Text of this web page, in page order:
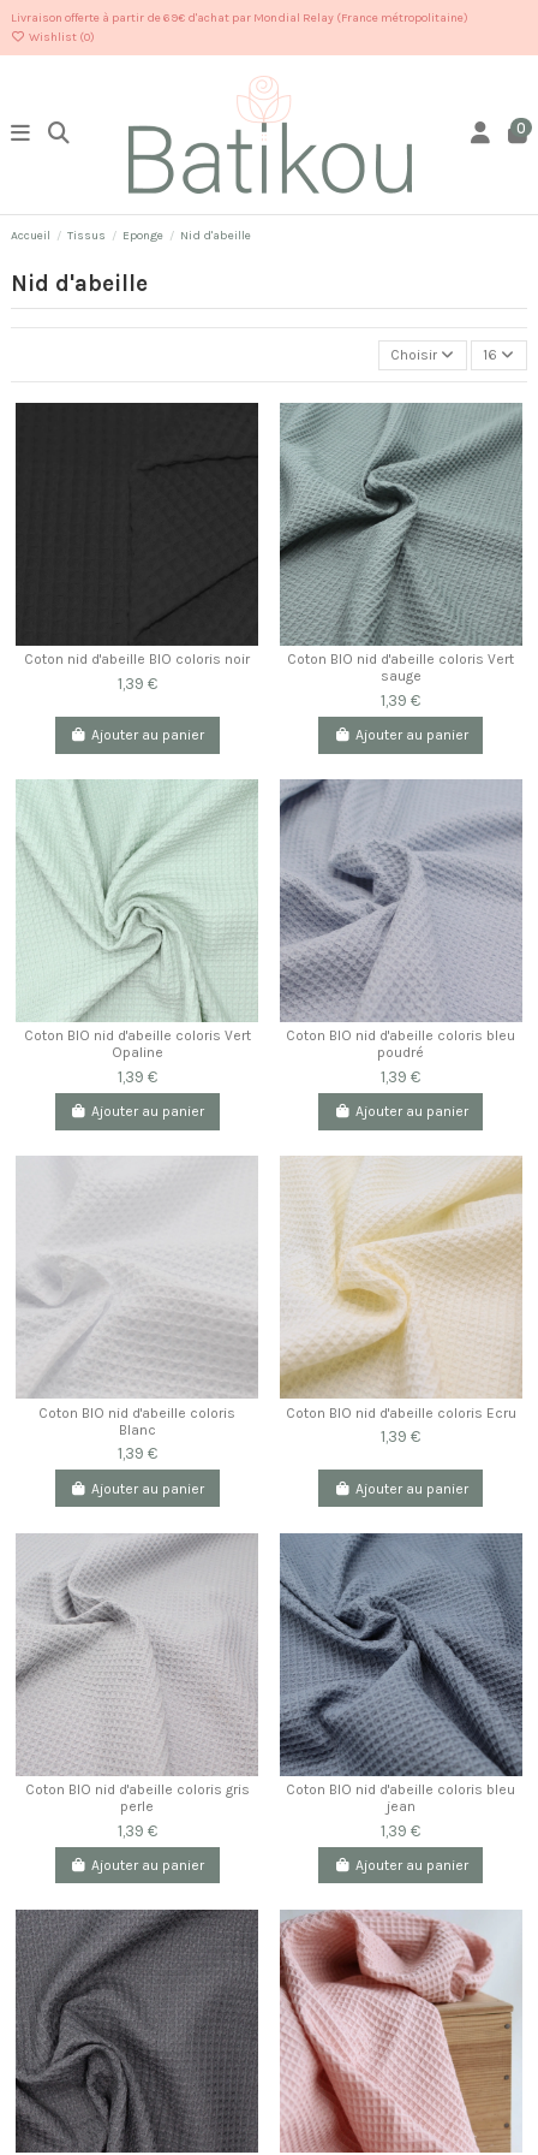
Livraison offerte à partir de 69€ d'achat par Mondial Relay (France métropolitaine)
Wishlist (0)
0
Accueil Tissus Eponge Nid d'abeille
Nid d'abeille
Choisir 16
Coton nid d'abeille BIO coloris noir
1,39 €
Ajouter au panier
Coton BIO nid d'abeille coloris Vert
sauge
1,39 €
Ajouter au panier
Coton BIO nid d'abeille coloris Vert
Opaline
1,39 €
Ajouter au panier
Coton BIO nid d'abeille coloris bleu
poudré
1,39 €
Ajouter au panier
Coton BIO nid d'abeille coloris
Blanc
1,39 €
Ajouter au panier
Coton BIO nid d'abeille coloris Ecru
1,39 €
Ajouter au panier
Coton BIO nid d'abeille coloris gris
perle
1,39 €
Ajouter au panier
Coton BIO nid d'abeille coloris bleu
jean
1,39 €
Ajouter au panier